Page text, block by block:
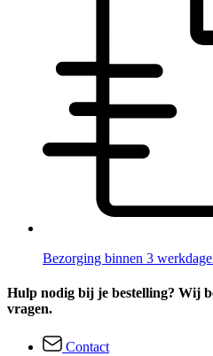
Bezorging binnen 3
Hulp nodig bij je bestelling? Wij
vragen.
Contact